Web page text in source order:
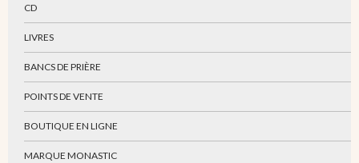
CD
LIVRES
BANCS DE PRIÈRE
POINTS DE VENTE
BOUTIQUE EN LIGNE
MARQUE MONASTIC